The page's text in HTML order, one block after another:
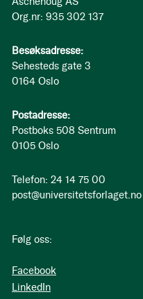
Org.nr: 935 302 137
Besøksadresse:
Sehesteds gate 3
0164 Oslo
Postadresse:
Postboks 508 Sentrum
0105 Oslo
Telefon: 24 14 75 00
post@universitetsforlaget.no
Følg oss:
Facebook
LinkedIn